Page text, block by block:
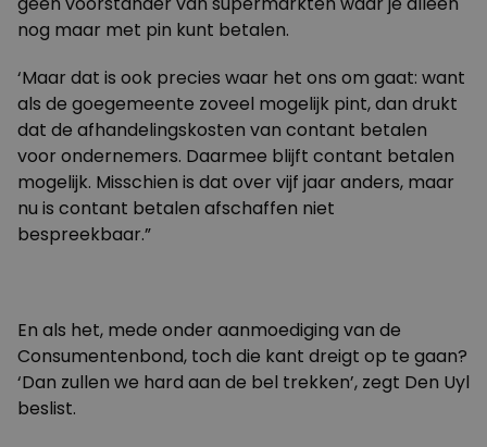
nog maar met pin kunt betalen.
‘Maar dat is ook precies waar het ons om gaat: want
als de goegemeente zoveel mogelijk pint, dan drukt
dat de afhandelingskosten van contant betalen
voor ondernemers. Daarmee blijft contant betalen
mogelijk. Misschien is dat over vijf jaar anders, maar
nu is contant betalen afschaffen niet
bespreekbaar.”
En als het, mede onder aanmoediging van de
Consumentenbond, toch die kant dreigt op te gaan?
‘Dan zullen we hard aan de bel trekken’, zegt Den Uyl
beslist.